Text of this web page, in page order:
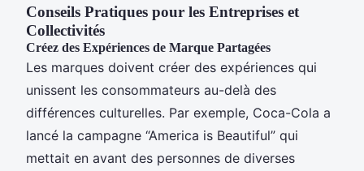
Conseils Pratiques pour les Entreprises et
Collectivités
Créez des Expériences de Marque Partagées
Les marques doivent créer des expériences qui
unissent les consommateurs au-delà des
différences culturelles. Par exemple, Coca-Cola a
lancé la campagne “America is Beautiful” qui
mettait en avant des personnes de diverses